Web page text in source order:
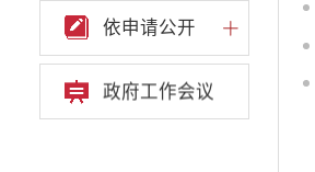
遗失公告
遗产继承公示
政务信息公开
服务群众
依申请公开
政府工作会议